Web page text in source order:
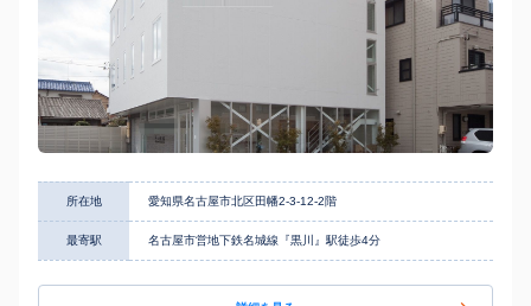
所在地 愛知県名古屋市北区田幡2-3-12-2階
最寄駅 名古屋市営地下鉄名城線『黒川』駅徒歩4分